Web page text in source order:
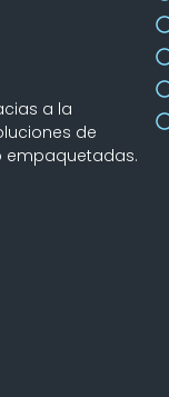
a la
de
empaquetadas.